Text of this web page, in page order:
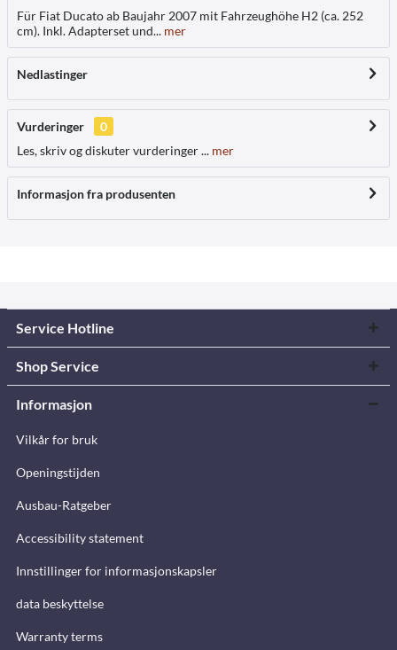
Für Fiat Ducato ab Baujahr 2007 mit Fahrzeughöhe H2 (ca. 252
cm). Inkl. Adapterset und... mer
Nedlastinger
Vurderinger
0
Les, skriv og diskuter vurderinger ... mer
Informasjon fra produsenten
Service Hotline
Shop Service
Informasjon
Vilkår for bruk
Openingstijden
Ausbau-Ratgeber
Accessibility statement
Innstillinger for informasjonskapsler
data beskyttelse
Warranty terms